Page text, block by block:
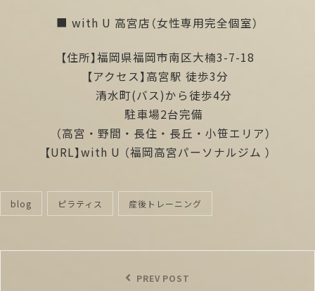
■ with U 高宮店（女性専用完全個室）
【住所】福岡県福岡市南区大楠3-7-18
【アクセス】高宮駅 徒歩3分
清水町(バス)から徒歩4分
駐車場2台完備
（高宮・野間・長住・長丘・小笹エリア）
【URL】with U （福岡高宮パーソナルジム ）
categories
blog ピラティス 産後トレーニング
PREV POST